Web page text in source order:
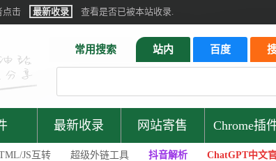
点击 最新收录 查看是否已被本站收录.
常用搜索 站内 百度
最新收录 网站寄售 Chrome插
JS互转 超级外链工具 抖音解析 ChatGPT中文